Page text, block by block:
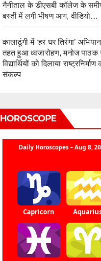
नैनीताल के डीएसबी कॉलेज के
बस्ती में लगी भीषण आग, वीडियो…
कालाढूंगी में ‘हर घर तिरंगा’
तहत हुआ ध्वजारोहण, मनोज पाठक
विद्यार्थियों को दिलाया राष्ट्रनिर्माण
संकल्प
HOROSCOPE